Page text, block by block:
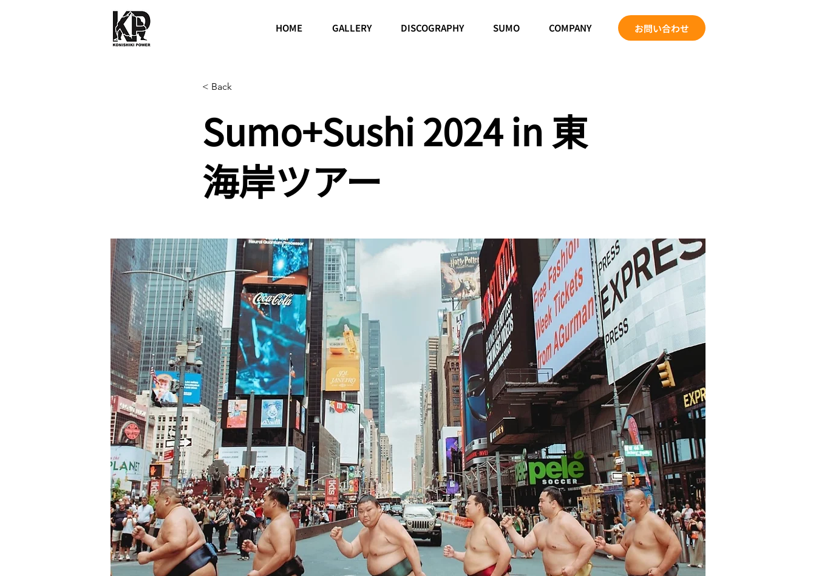
HOME GALLERY DISCOGRAPHY SUMO COMPANY お問い合わせ
< Back
Sumo+Sushi 2024 in 東
海岸ツアー